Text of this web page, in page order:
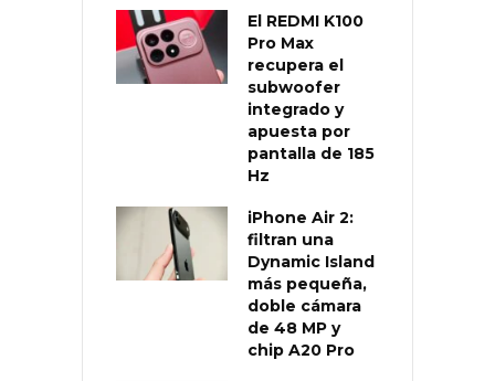
El REDMI K100
Pro Max
recupera el
subwoofer
integrado y
apuesta por
pantalla de 185
Hz
iPhone Air 2:
filtran una
Dynamic Island
más pequeña,
doble cámara
de 48 MP y
chip A20 Pro